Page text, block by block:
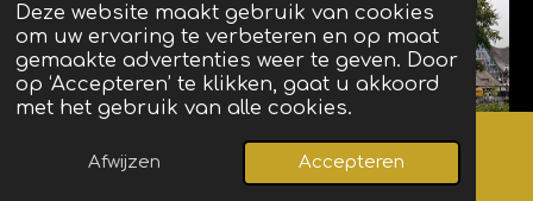
Deze website maakt gebruik van cookies
om uw ervaring te verbeteren en op maat
gemaakte advertenties weer te geven. Door
op ‘Accepteren’ te klikken, gaat u akkoord
met het gebruik van alle cookies.
Afwijzen Accepteren
Efteling
22-09-
2025
23 sep
2025 19:01
Efteling
Spectacl
e 18-09-
19 sep 2025
16:24
Efteling
2025
(Opbouw
14 sep
2025 18:58
Kaart Facebook